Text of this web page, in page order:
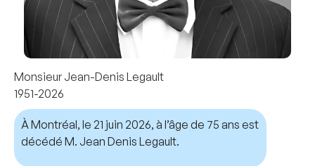
Monsieur Jean-Denis Legault
1951-2026
À Montréal, le 21 juin 2026, à l’âge de 75 ans est
décédé M. Jean Denis Legault.